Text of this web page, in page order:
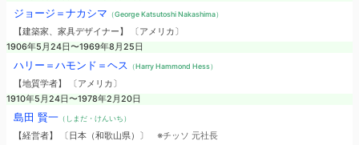
ジョージ＝ナカシマ （George Katsutoshi Nakashima）
【建築家、家具デザイナー】 〔アメリカ〕
1906年5月24日〜1969年8月25日
ハリー＝ハモンド＝ヘス （Harry Hammond Hess）
【地質学者】 〔アメリカ〕
1910年5月24日〜1978年2月20日
島田 賢一（しまだ・けんいち）
【経営者】 〔日本（和歌山県）〕 ※チッソ 元社長